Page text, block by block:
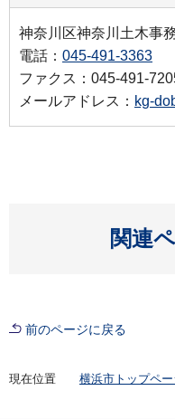
神奈川区神奈川土木事
電話： 045-491-3363
ファクス：045-491-
メールアドレス： kg-
関連
前のページに戻る
現在位置 横浜市トップペー